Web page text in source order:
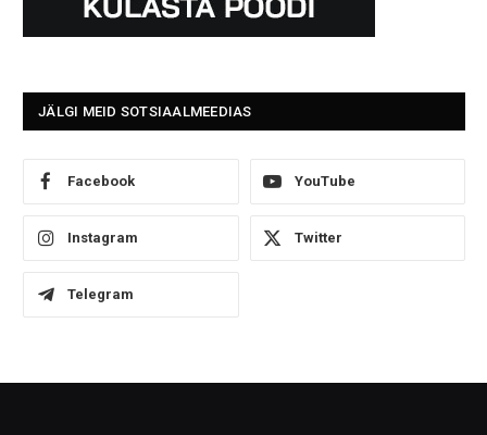
JÄLGI MEID SOTSIAALMEEDIAS
Facebook YouTube
Instagram Twitter
Telegram